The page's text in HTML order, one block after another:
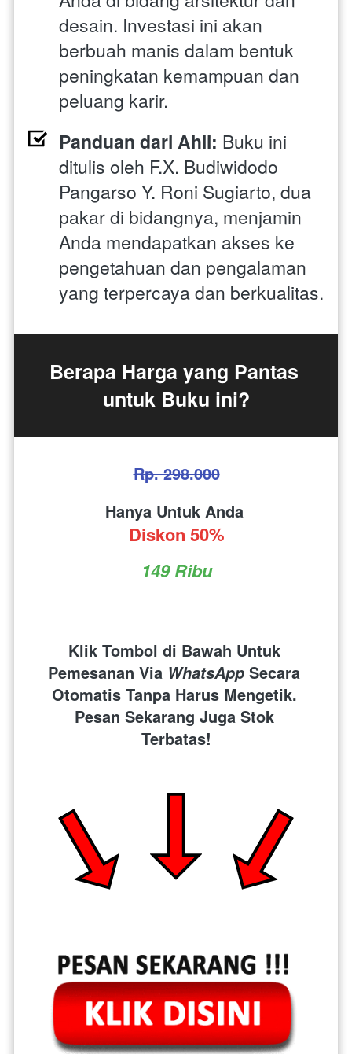
desain. Investasi ini akan
berbuah manis dalam bentuk
peningkatan kemampuan dan
peluang karir.
Panduan dari Ahli: Buku ini
ditulis oleh F.X. Budiwidodo
Pangarso Y. Roni Sugiarto, dua
pakar di bidangnya, menjamin
Anda mendapatkan akses ke
pengetahuan dan pengalaman
yang terpercaya dan berkualitas.
Berapa Harga yang Pantas
untuk Buku ini?
Rp. 298.000
Hanya Untuk Anda
Diskon 50%
149 Ribu
Klik Tombol di Bawah Untuk
Pemesanan Via WhatsApp Secara
Otomatis Tanpa Harus Mengetik.
Pesan Sekarang Juga Stok
Terbatas!